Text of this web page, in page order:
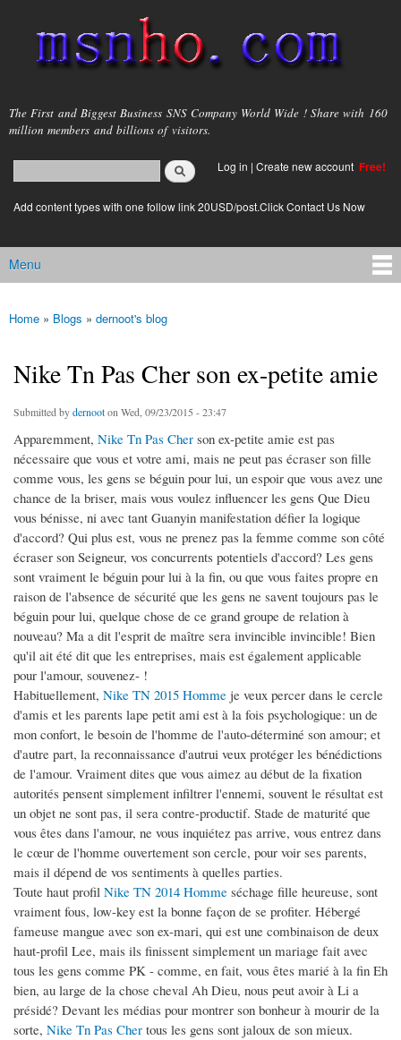
main
content
msnho.com
The First and Biggest Business SNS Company World Wide ! Share with 160
million members and billions of visitors.
Search form
login link
Log in | Create new account Free!
Add content types with one follow link 20USD/post.Click Contact Us Now
Main menu
Menu
You are here
Home » Blogs » dernoot's blog
Nike Tn Pas Cher son ex-petite amie
Submitted bydernooton Wed, 09/23/2015 - 23:47
Apparemment, Nike Tn Pas Cher son ex-petite amie est pas
nécessaire que vous et votre ami, mais ne peut pas écraser son fille
comme vous, les gens se béguin pour lui, un espoir que vous avez une
chance de la briser, mais vous voulez influencer les gens Que Dieu
vous bénisse, ni avec tant Guanyin manifestation défier la logique
d'accord? Qui plus est, vous ne prenez pas la femme comme son côté
écraser son Seigneur, vos concurrents potentiels d'accord? Les gens
sont vraiment le béguin pour lui à la fin, ou que vous faites propre en
raison de l'absence de sécurité que les gens ne savent toujours pas le
béguin pour lui, quelque chose de ce grand groupe de relation à
nouveau? Ma a dit l'esprit de maître sera invincible invincible! Bien
qu'il ait été dit que les entreprises, mais est également applicable
pour l'amour, souvenez- !
Habituellement, Nike TN 2015 Homme je veux percer dans le cercle
d'amis et les parents lape petit ami est à la fois psychologique: un de
mon confort, le besoin de l'homme de l'auto-déterminé son amour; et
d'autre part, la reconnaissance d'autrui veux protéger les bénédictions
de l'amour. Vraiment dites que vous aimez au début de la fixation
autorités pensent simplement infiltrer l'ennemi, souvent le résultat est
un objet ne sont pas, il sera contre-productif. Stade de maturité que
vous êtes dans l'amour, ne vous inquiétez pas arrive, vous entrez dans
le cœur de l'homme ouvertement son cercle, pour voir ses parents,
mais il dépend de vos sentiments à quelles parties.
Toute haut profil Nike TN 2014 Homme séchage fille heureuse, sont
vraiment fous, low-key est la bonne façon de se profiter. Hébergé
fameuse mangue avec son ex-mari, qui est une combinaison de deux
haut-profil Lee, mais ils finissent simplement un mariage fait avec
tous les gens comme PK - comme, en fait, vous êtes marié à la fin Eh
bien, au large de la chose cheval Ah Dieu, nous peut avoir à Li a
présidé? Devant les médias pour montrer son bonheur à mourir de la
sorte, Nike Tn Pas Cher tous les gens sont jaloux de son mieux.